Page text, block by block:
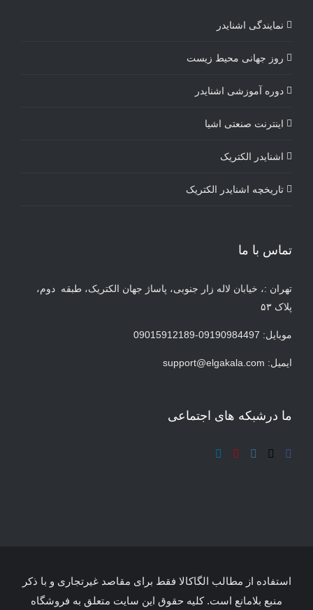
نمایندگی اشنایدر
روز جهانی محیط زیست
دوره آموزشی اشنایدر
اینترنت صنعتی اشیا
اشنایدر الکتریک
تاریخچه اشنایدر الکتریک
تماس با ما
تهران :، خیابان لاله زار جنوبی، پاساژ جهان الکتریک، طبقه دوم،
پلاک ۵۳
موبایل: 09190984497-09015912189
ایمیل: support@elgakala.com
ما درشبکه های اجتماعی
استفاده از مطالب الگاکالا فقط برای مقاصد غیرتجاری و با ذکر
منبع بلامانع است. کلیه حقوق این سایت متعلق به فروشگاه